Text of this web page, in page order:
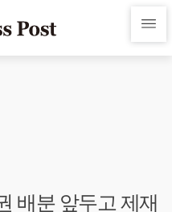
배분 앞두고 제재